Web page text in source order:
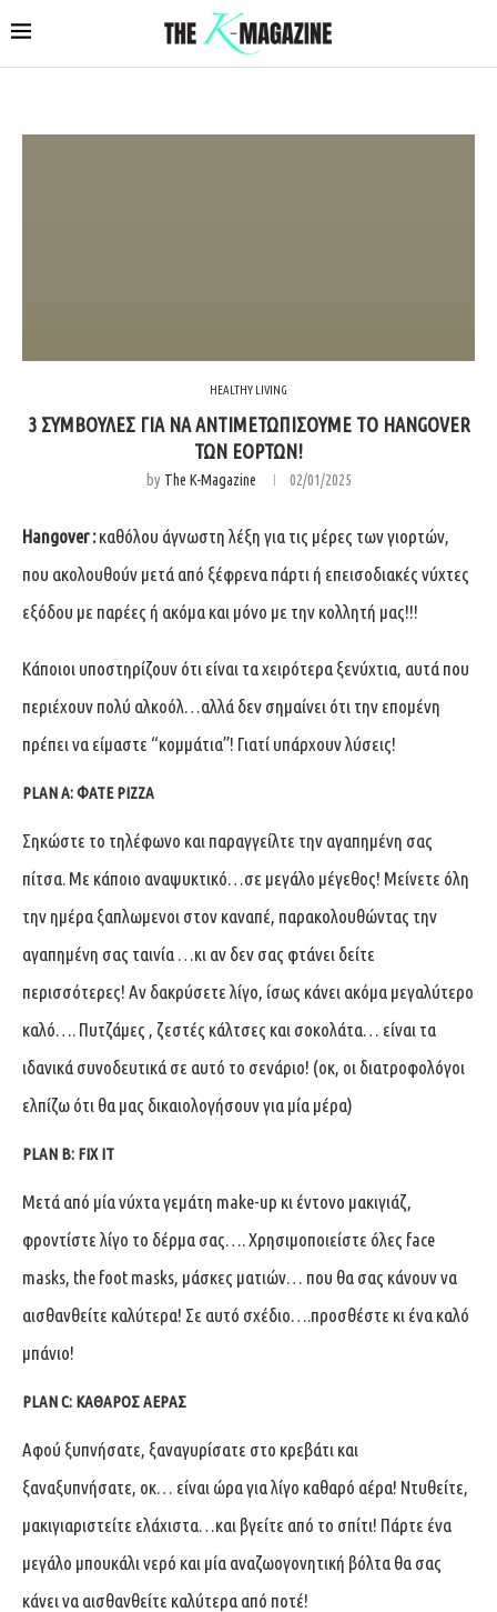
HEALTHY LIVING
3 ΣΥΜΒΟΥΛΕΣ ΓΙΑ ΝΑ ΑΝΤΙΜΕΤΩΠΙΣΟΥΜΕ ΤΟ HANGOVER
ΤΩΝ ΕΟΡΤΩΝ!
by The K-Magazine 02/01/2025
Hangover :καθόλου άγνωστη λέξη για τις μέρες των γιορτών,
που ακολουθούν μετά από ξέφρενα πάρτι ή επεισοδιακές νύχτες
εξόδου με παρέες ή ακόμα και μόνο με την κολλητή μας!!!
Κάποιοι υποστηρίζουν ότι είναι τα χειρότερα ξενύχτια, αυτά που
περιέχουν πολύ αλκοόλ…αλλά δεν σημαίνει ότι την επομένη
πρέπει να είμαστε “κομμάτια”! Γιατί υπάρχουν λύσεις!
PLAN A: ΦΑΤΕ PIZZA
Σηκώστε το τηλέφωνο και παραγγείλτε την αγαπημένη σας
πίτσα. Με κάποιο αναψυκτικό…σε μεγάλο μέγεθος! Μείνετε όλη
την ημέρα ξαπλωμενοι στον καναπέ, παρακολουθώντας την
αγαπημένη σας ταινία …κι αν δεν σας φτάνει δείτε
περισσότερες! Αν δακρύσετε λίγο, ίσως κάνει ακόμα μεγαλύτερο
καλό…. Πυτζάμες , ζεστές κάλτσες και σοκολάτα… είναι τα
ιδανικά συνοδευτικά σε αυτό το σενάριο! (οκ, οι διατροφολόγοι
ελπίζω ότι θα μας δικαιολογήσουν για μία μέρα)
PLAN B: FIX IT
Μετά από μία νύχτα γεμάτη make-up κι έντονο μακιγιάζ,
φροντίστε λίγο το δέρμα σας…. Χρησιμοποιείστε όλες face
masks, the foot masks, μάσκες ματιών… που θα σας κάνουν να
αισθανθείτε καλύτερα! Σε αυτό σχέδιο….προσθέστε κι ένα καλό
μπάνιο!
PLAN C: ΚΑΘΑΡΟΣ ΑΕΡΑΣ
Αφού ξυπνήσατε, ξαναγυρίσατε στο κρεβάτι και
ξαναξυπνήσατε, οκ… είναι ώρα για λίγο καθαρό αέρα! Ντυθείτε,
μακιγιαριστείτε ελάχιστα…και βγείτε από το σπίτι! Πάρτε ένα
μεγάλο μπουκάλι νερό και μία αναζωογονητική βόλτα θα σας
κάνει να αισθανθείτε καλύτερα από ποτέ!